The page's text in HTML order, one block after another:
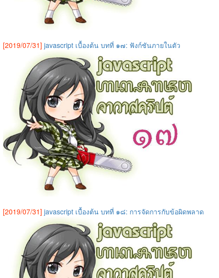
[2019/07/31] javascript เบื้องต้น บทที่ ๑๗: ฟังก์ชันภายในตัว
[2019/07/31] javascript เบื้องต้น บทที่ ๑๘: การจัดการกับข้อผิดพลาด